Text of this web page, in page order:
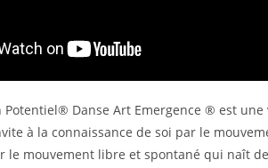
Potentiel® Danse Art Emergence ® est
à la connaissance de soi par le
le mouvement libre et spontané qui naît